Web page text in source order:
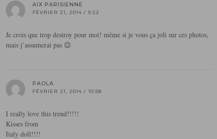
AIX PARISIENNE
FÉVRIER 21, 2014 / 9:22
Je crois que trop destroy pour moi! même si je vous ça joli sur ces photos,
mais j’assumerai pas 😉
PAOLA
FÉVRIER 21, 2014 / 10:58
I really love this trend!!!!!
Kisses from
Italy doll!!!!